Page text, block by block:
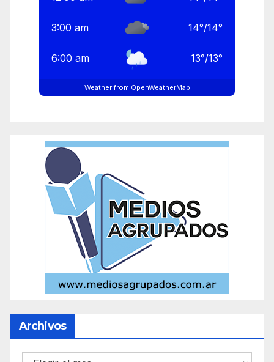
3:00 am 14°/14°
6:00 am 13°/13°
Weather from OpenWeatherMap
Archivos